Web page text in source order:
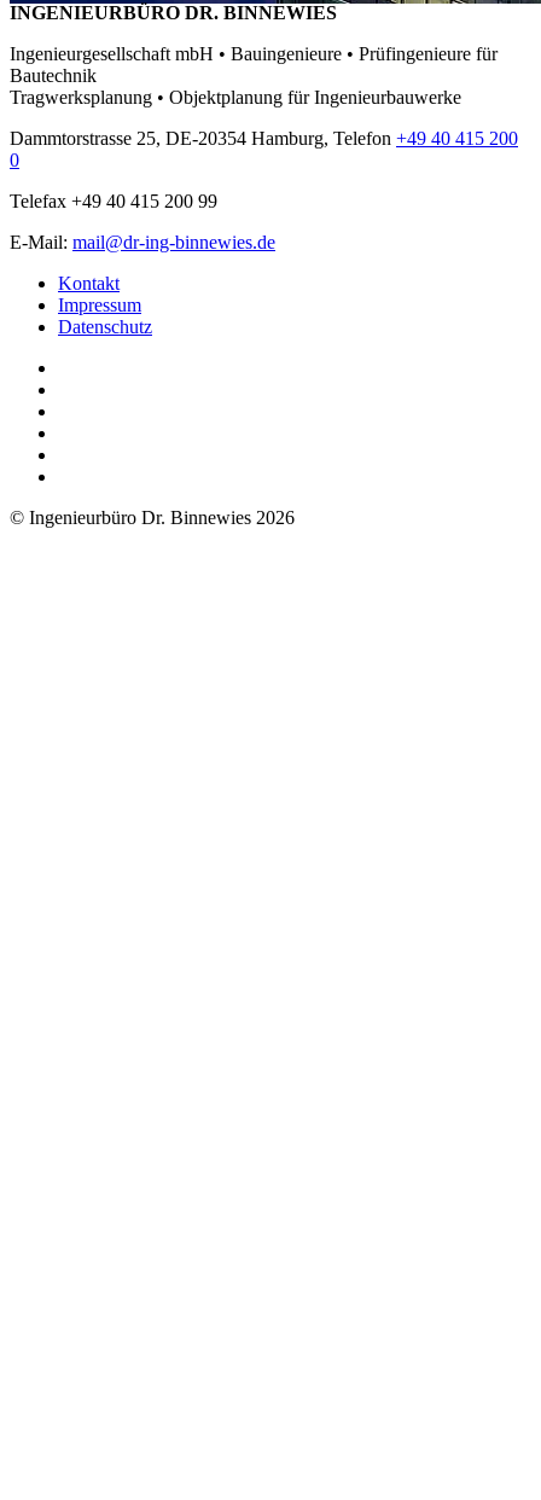
INGENIEURBÜRO DR. BINNEWIES
Ingenieurgesellschaft mbH • Bauingenieure • Prüfingenieure für
Bautechnik
Tragwerksplanung • Objektplanung für Ingenieurbauwerke
Dammtorstrasse 25, DE-20354 Hamburg, Telefon +49 40 415 200
0
Telefax +49 40 415 200 99
E-Mail: mail@dr-ing-binnewies.de
Kontakt
Impressum
Datenschutz
© Ingenieurbüro Dr. Binnewies 2026